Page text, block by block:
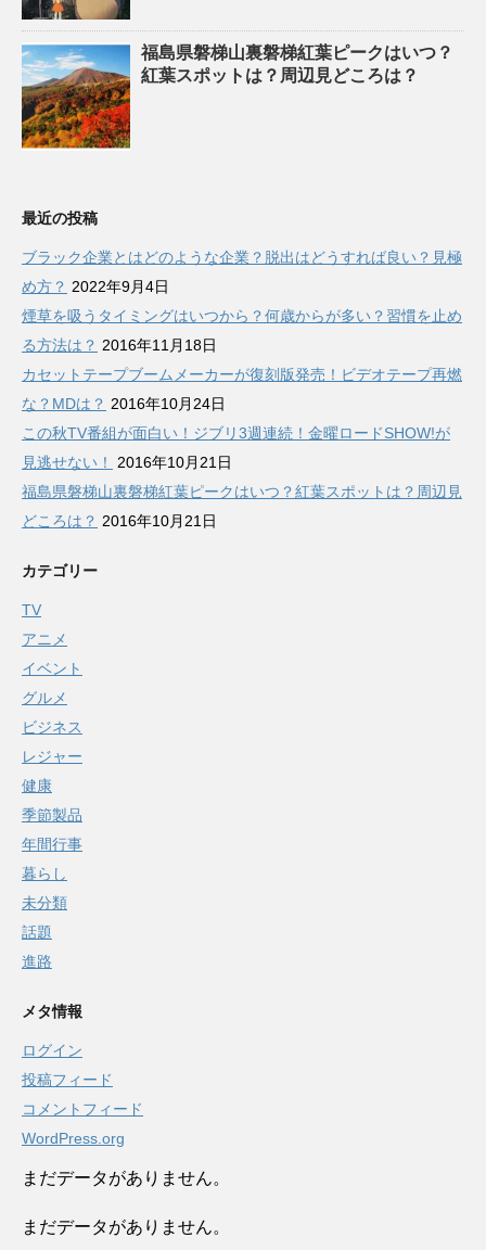
福島県磐梯山裏磐梯紅葉ピークはいつ？
紅葉スポットは？周辺見どころは？
最近の投稿
ブラック企業とはどのような企業？脱出はどうすれば良い？見極
め方？ 2022年9月4日
煙草を吸うタイミングはいつから？何歳からが多い？習慣を止め
る方法は？ 2016年11月18日
カセットテープブームメーカーが復刻版発売！ビデオテープ再燃
な？MDは？ 2016年10月24日
この秋TV番組が面白い！ジブリ3週連続！金曜ロードSHOW!が
見逃せない！
2016年10月21日
福島県磐梯山裏磐梯紅葉ピークはいつ？紅葉スポットは？周辺見
どころは？ 2016年10月21日
カテゴリー
TV
アニメ
イベント
グルメ
ビジネス
レジャー
健康
季節製品
年間行事
暮らし
未分類
話題
進路
メタ情報
ログイン
投稿フィード
コメントフィード
WordPress.org
まだデータがありません。
まだデータがありません。